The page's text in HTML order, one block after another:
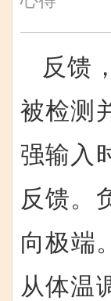
反馈
被检测
强输入
反馈。
向极端
从体温